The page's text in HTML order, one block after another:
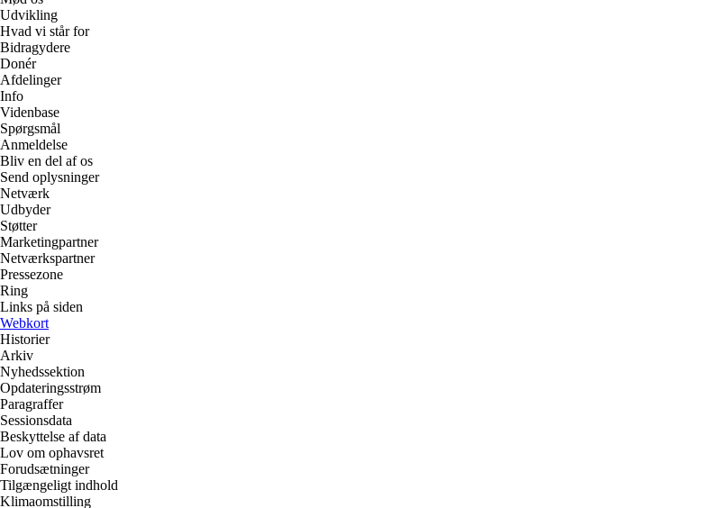
Udvikling
Hvad vi står for
Bidragydere
Donér
Afdelinger
Info
Videnbase
Spørgsmål
Anmeldelse
Bliv en del af os
Send oplysninger
Netværk
Udbyder
Støtter
Marketingpartner
Netværkspartner
Pressezone
Ring
Links på siden
Webkort
Historier
Arkiv
Nyhedssektion
Opdateringsstrøm
Paragraffer
Sessionsdata
Beskyttelse af data
Lov om ophavsret
Forudsætninger
Tilgængeligt indhold
Klimaomstilling